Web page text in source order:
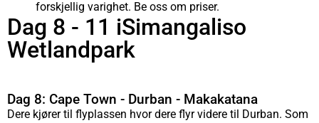
forskjellig varighet. Be oss om priser.
Dag 8 - 11 iSimangaliso
Wetlandpark
Dag 8: Cape Town - Durban - Makakatana
Dere kjører til flyplassen hvor dere flyr videre til Durban. Som